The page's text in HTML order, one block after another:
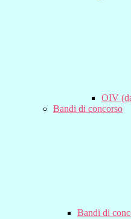
OIV
Bandi di concorso
Bandi di